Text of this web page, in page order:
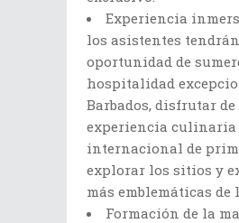
Experiencia
los asistentes
oportunidad de
hospitalidad
Barbados, disfrutar de
experiencia culinaria
internacional de
explorar los sitios y
más emblemáticas de
Formación de la